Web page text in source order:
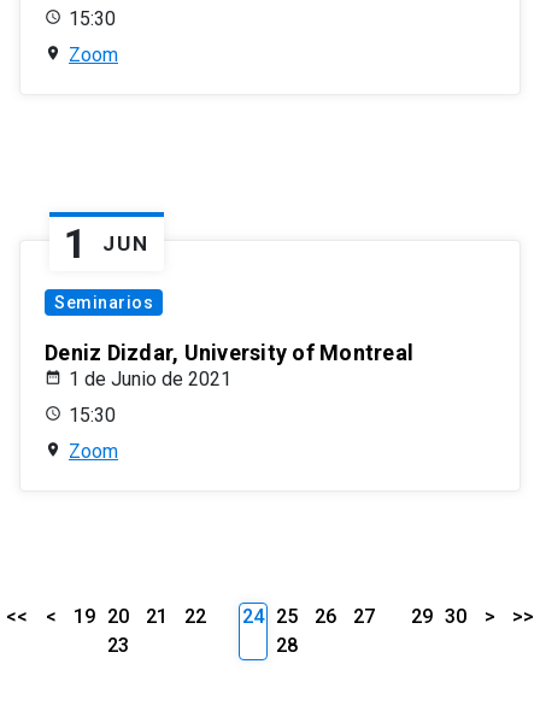
15:30
Zoom
1 JUN
Seminarios
Deniz Dizdar, University of Montreal
1 de Junio de 2021
15:30
Zoom
<< < 19 20 21
22
23
24 25 26
27
28
29 30 > >>